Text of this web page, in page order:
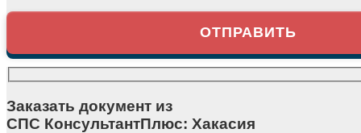
Заказать документ из
СПС КонсультантПлюс: Хакасия